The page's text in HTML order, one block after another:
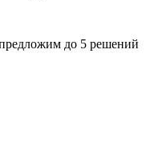
до 5 решений